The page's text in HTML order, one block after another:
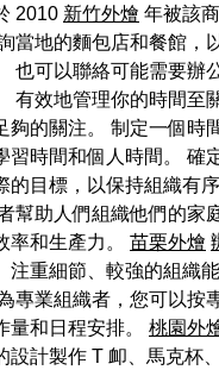
2010 新竹外燴 年被該
當地的麵包店和餐館，
也可以聯絡可能需要辦
有效地管理你的時間至
夠的關注。 制定一個時
習時間和個人時間。 確
的目標，以保持組織有
幫助人們組織他們的家
率和生產力。 苗栗外燴
注重細節、較強的組織
專業組織者，您可以按
量和日程安排。 桃園外
設計製作 T 卹、馬克杯